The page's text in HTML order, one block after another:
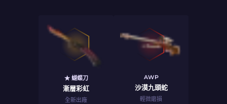
★ 蝴蝶刀
漸層彩虹
全新出廠
AWP
沙漠九頭蛇
輕微磨損